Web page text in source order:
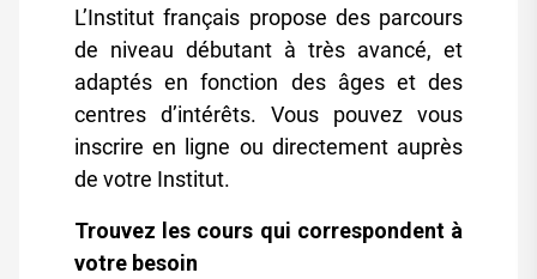
L’Institut français propose des parcours
de niveau débutant à très avancé, et
adaptés en fonction des âges et des
centres d’intérêts. Vous pouvez vous
inscrire en ligne ou directement auprès
de votre Institut.
Trouvez les cours qui correspondent à
votre besoin